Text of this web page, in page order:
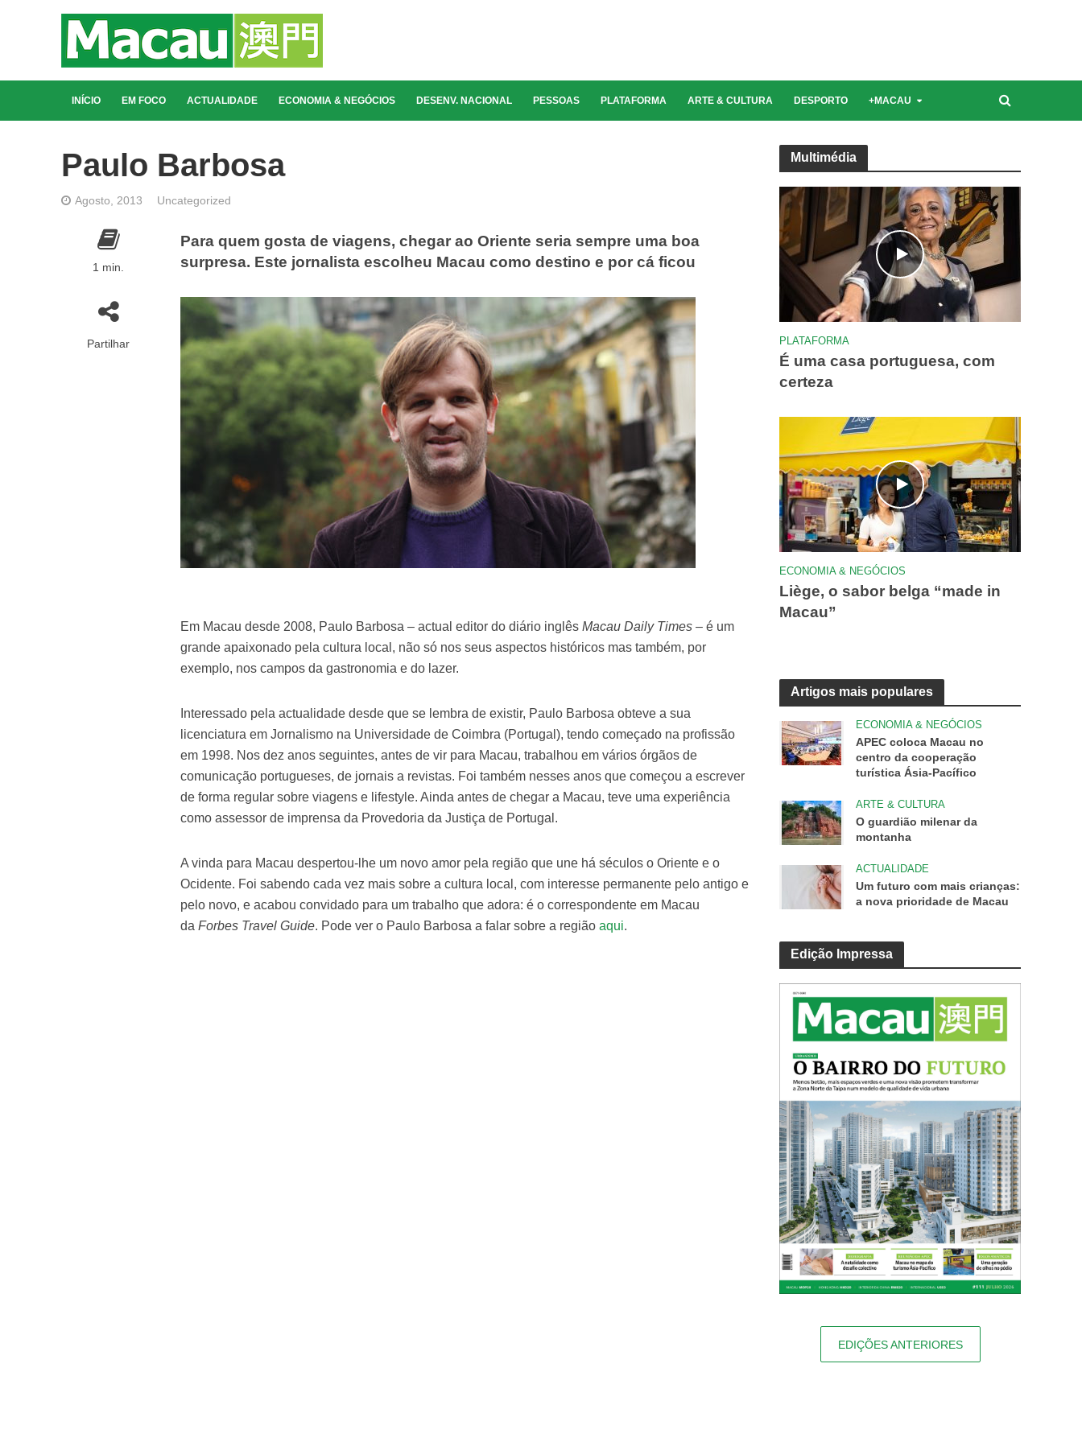
INÍCIO EM FOCO ACTUALIDADE ECONOMIA & NEGÓCIOS DESENV. NACIONAL PESSOAS PLATAFORMA ARTE & CULTURA DESPORTO +MACAU
Paulo Barbosa
Agosto, 2013 Uncategorized
1 min.
Partilhar
Para quem gosta de viagens, chegar ao Oriente seria sempre uma boa
surpresa. Este jornalista escolheu Macau como destino e por cá ficou
Em Macau desde 2008, Paulo Barbosa – actual editor do diário inglêsMacau Daily Times – é um
grande apaixonado pela cultura local, não só nos seus aspectos históricos mas também, por
exemplo, nos campos da gastronomia e do lazer.
Interessado pela actualidade desde que se lembra de existir, Paulo Barbosa obteve a sua
licenciatura em Jornalismo na Universidade de Coimbra (Portugal), tendo começado na profissão
em 1998. Nos dez anos seguintes, antes de vir para Macau, trabalhou em vários órgãos de
comunicação portugueses, de jornais a revistas. Foi também nesses anos que começou a escrever
de forma regular sobre viagens e lifestyle. Ainda antes de chegar a Macau, teve uma experiência
como assessor de imprensa da Provedoria da Justiça de Portugal.
A vinda para Macau despertou-lhe um novo amor pela região que une há séculos o Oriente e o
Ocidente. Foi sabendo cada vez mais sobre a cultura local, com interesse permanente pelo antigo e
pelo novo, e acabou convidado para um trabalho que adora: é o correspondente em Macau
daForbes Travel Guide. Pode ver o Paulo Barbosa a falar sobre a regiãoaqui.
Multimédia
PLATAFORMA
É uma casa portuguesa, com
certeza
ECONOMIA & NEGÓCIOS
Liège, o sabor belga “made in
Macau”
Artigos mais populares
ECONOMIA & NEGÓCIOS
APEC coloca Macau no
centro da cooperação
turística Ásia-Pacífico
ARTE & CULTURA
O guardião milenar da
montanha
ACTUALIDADE
Um futuro com mais crianças:
a nova prioridade de Macau
Edição Impressa
EDIÇÕES ANTERIORES